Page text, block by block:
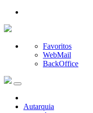
Favoritos
WebMail
BackOffice
Autarquia